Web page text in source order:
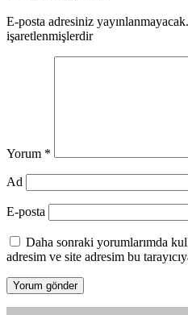
E-posta adresiniz yayınlanmayacak.
işaretlenmişlerdir
Yorum *
Ad
E-posta
Daha sonraki yorumlarımda
adresim ve site adresim bu